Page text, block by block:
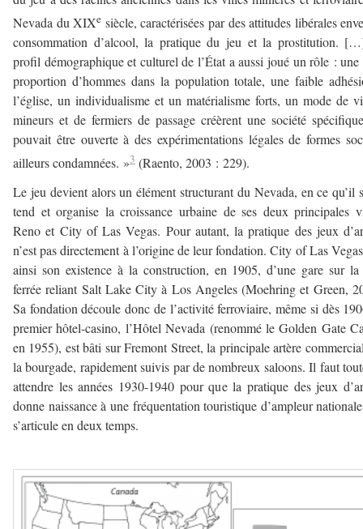
Nevada du XIXe siècle, caractérisées par des attitudes libérales
consommation d’alcool, la pratique du jeu et la prostitution.
profil démographique et culturel de l’État a aussi joué un rôle : une
proportion d’hommes dans la population totale, une faible
l’église, un individualisme et un matérialisme forts, un mode de
mineurs et de fermiers de passage créèrent une société
pouvait être ouverte à des expérimentations légales de formes
ailleurs condamnées. »3 (Raento, 2003 : 229).
Le jeu devient alors un élément structurant du Nevada, en ce qu’il
tend et organise la croissance urbaine de ses deux principales
Reno et City of Las Vegas. Pour autant, la pratique des jeux
n’est pas directement à l’origine de leur fondation. City of Las
ainsi son existence à la construction, en 1905, d’une gare sur
ferrée reliant Salt Lake City à Los Angeles (Moehring et Green,
Sa fondation découle donc de l’activité ferroviaire, même si dès
premier hôtel-casino, l’Hôtel Nevada (renommé le Golden Gate
en 1955), est bâti sur Fremont Street, la principale artère
la bourgade, rapidement suivis par de nombreux saloons. Il faut
attendre les années 1930-1940 pour que la pratique des jeux
donne naissance à une fréquentation touristique d’ampleur
s’articule en deux temps.